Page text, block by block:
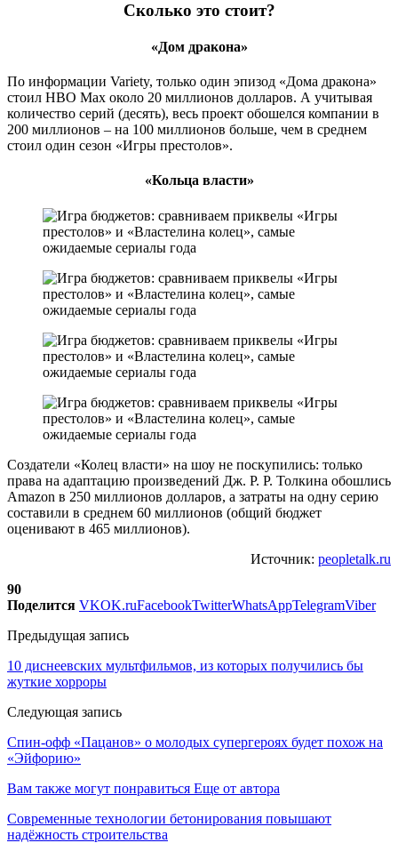
Сколько это стоит?
«Дом дракона»
По информации Variety, только один эпизод «Дома дракона»
стоил HBO Max около 20 миллионов долларов. А учитывая
количество серий (десять), весь проект обошелся компании в
200 миллионов – на 100 миллионов больше, чем в среднем
стоил один сезон «Игры престолов».
«Кольца власти»
Создатели «Колец власти» на шоу не поскупились: только
права на адаптацию произведений Дж. Р. Р. Толкина обошлись
Amazon в 250 миллионов долларов, а затраты на одну серию
составили в среднем 60 миллионов (общий бюджет
оценивают в 465 миллионов).
Источник: peopletalk.ru
90
Поделится VKOK.ruFacebookTwitterWhatsAppTelegramViber
Предыдущая запись
10 диснеевских мультфильмов, из которых получились бы
жуткие хорроры
Следующая запись
Спин-офф «Пацанов» о молодых супергероях будет похож на
«Эйфорию»
Вам также могут понравиться Еще от автора
Современные технологии бетонирования повышают
надёжность строительства